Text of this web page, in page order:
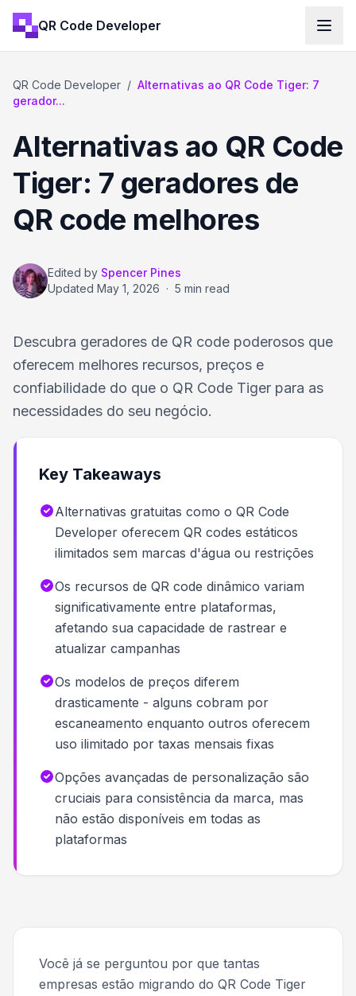
QR Code Developer
QR Code Developer / Alternativas ao QR Code Tiger: 7
gerador...
Alternativas ao QR Code
Tiger: 7 geradores de
QR code melhores
Edited by Spencer Pines
Updated May 1, 2026 · 5 min read
Descubra geradores de QR code poderosos que
oferecem melhores recursos, preços e
confiabilidade do que o QR Code Tiger para as
necessidades do seu negócio.
Key Takeaways
Alternativas gratuitas como o QR Code
Developer oferecem QR codes estáticos
ilimitados sem marcas d'água ou restrições
Os recursos de QR code dinâmico variam
significativamente entre plataformas,
afetando sua capacidade de rastrear e
atualizar campanhas
Os modelos de preços diferem
drasticamente - alguns cobram por
escaneamento enquanto outros oferecem
uso ilimitado por taxas mensais fixas
Opções avançadas de personalização são
cruciais para consistência da marca, mas
não estão disponíveis em todas as
plataformas
Você já se perguntou por que tantas
empresas estão migrando do QR Code Tiger